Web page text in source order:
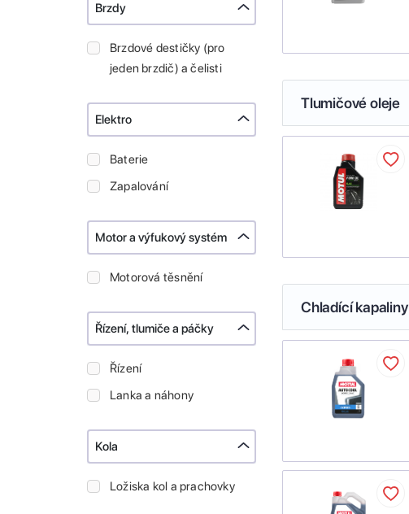
Brzdy
Brzdové destičky (pro
jeden brzdič) a čelisti
Elektro
Baterie
Zapalování
Motor a výfukový systém
Motorová těsnění
Řízení, tlumiče a páčky
Řízení
Lanka a náhony
Kola
Ložiska kol a prachovky
Tlumičové oleje
Chladící kapaliny